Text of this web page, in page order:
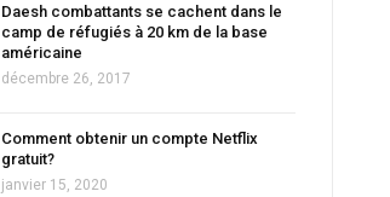
Daesh combattants se cachent dans le
camp de réfugiés à 20 km de la base
américaine
décembre 26, 2017
Comment obtenir un compte Netflix
gratuit?
janvier 15, 2020